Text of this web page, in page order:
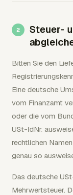
Steuer-
Bitten Sie den
Eine deutsche
vom Finanzamt
oder die vom
USt-IdNr.
rechtlichen
genau so
Das deutsche
Mehrwertsteuer.